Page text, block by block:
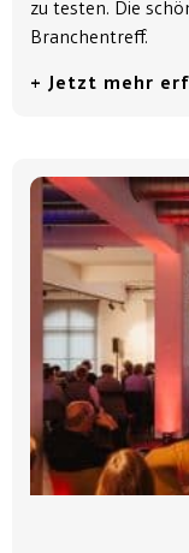
zu testen. Die
Branchentreff.
+ Jetzt mehr